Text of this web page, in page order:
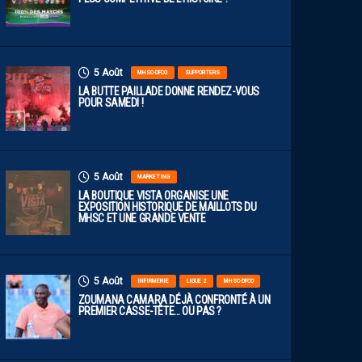
5 Août MHSC-DFCO SUPPORTERS
LA BUTTE PAILLADE DONNE RENDEZ-VOUS
POUR SAMEDI !
5 Août MARKETING
LA BOUTIQUE VISTA ORGANISE UNE
EXPOSITION HISTORIQUE DE MAILLOTS DU
MHSC ET UNE GRANDE VENTE
5 Août INFIRMERIE LIGUE 2 MHSC-DFCO
ZOUMANA CAMARA DÉJÀ CONFRONTÉ À UN
PREMIER CASSE-TÊTE… OU PAS ?